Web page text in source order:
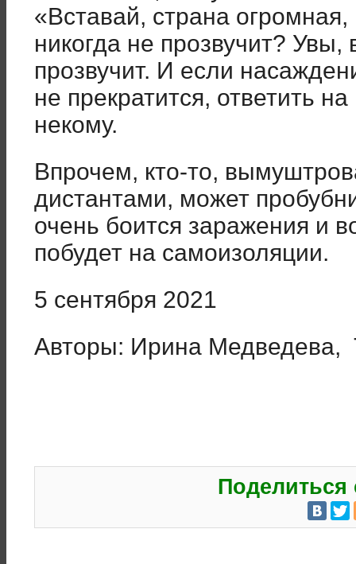
«Вставай, страна
никогда не прозвучит? Увы,
прозвучит. И если
не прекратится, ответить
некому.
Впрочем, кто-то,
дистантами, может
очень боится заражения и
побудет на самоизоляции.
5 сентября 2021
Авторы: Ирина Медведева,
Поделиться